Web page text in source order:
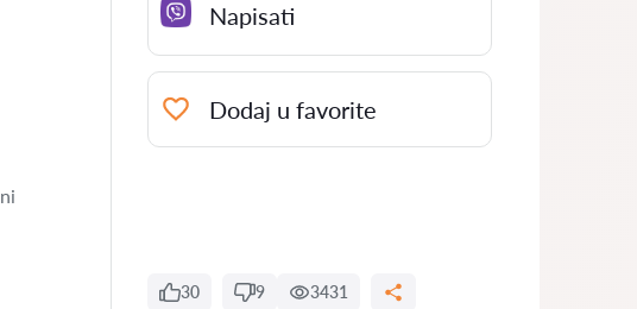
Napisati
Dodaj u favorite
30 9 3431